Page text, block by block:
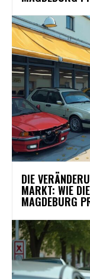
DIE
MARKT: WIE
MAGDEBURG